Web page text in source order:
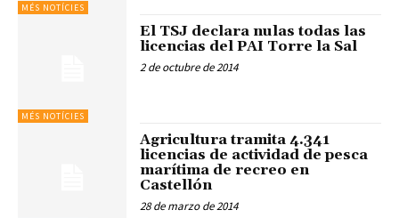
MÉS NOTÍCIES
MÉS NOTÍCIES
El TSJ declara nulas todas las
licencias del PAI Torre la Sal
2 de octubre de 2014
Agricultura tramita 4.341
licencias de actividad de pesca
marítima de recreo en
Castellón
28 de marzo de 2014